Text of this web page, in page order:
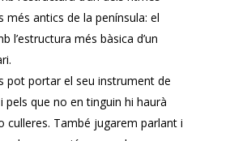
més antics de la península: el
l’estructura més bàsica d’un
pot portar el seu instrument de
pels que no en tinguin hi haurà
culleres. També jugarem parlant i